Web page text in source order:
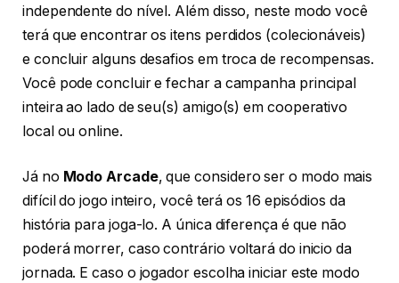
independente do nível. Além disso, neste modo você
terá que encontrar os itens perdidos (colecionáveis)
e concluir alguns desafios em troca de recompensas.
Você pode concluir e fechar a campanha principal
inteira ao lado de seu(s) amigo(s) em cooperativo
local ou online.
Já no Modo Arcade, que considero ser o modo mais
difícil do jogo inteiro, você terá os 16 episódios da
história para joga-lo. A única diferença é que não
poderá morrer, caso contrário voltará do inicio da
jornada. E caso o jogador escolha iniciar este modo